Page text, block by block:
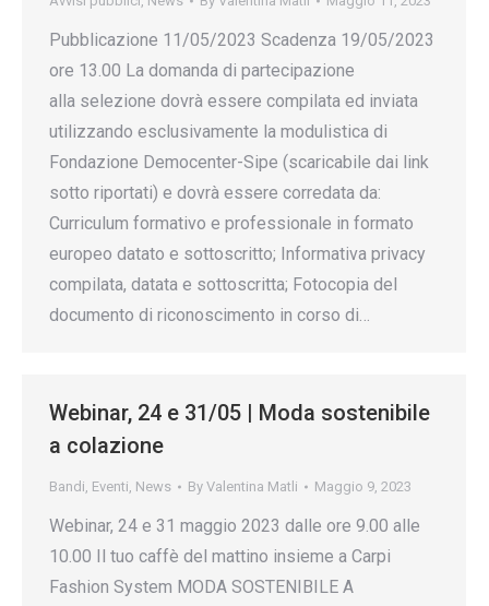
Pubblicazione 11/05/2023 Scadenza 19/05/2023
ore 13.00 La domanda di partecipazione
alla selezione dovrà essere compilata ed inviata
utilizzando esclusivamente la modulistica di
Fondazione Democenter-Sipe (scaricabile dai link
sotto riportati) e dovrà essere corredata da:
Curriculum formativo e professionale in formato
europeo datato e sottoscritto; Informativa privacy
compilata, datata e sottoscritta; Fotocopia del
documento di riconoscimento in corso di…
Webinar, 24 e 31/05 | Moda sostenibile
a colazione
Bandi, Eventi, News By Valentina Matli Maggio 9, 2023
Webinar, 24 e 31 maggio 2023 dalle ore 9.00 alle
10.00 Il tuo caffè del mattino insieme a Carpi
Fashion System MODA SOSTENIBILE A